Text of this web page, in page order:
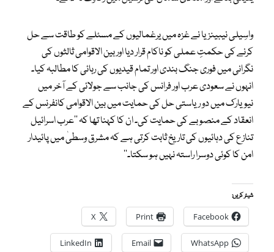
واسِیلی نیبینزیا نے غزہ میں یرغمالیوں کے مسئلے کو طاقت سے حل
کرنے کی حکمتِ عملی کو ناکام قرار دیا اور بین الاقوامی ثالثوں کی
نگرانی میں فوری جنگ بندی اور تمام قیدیوں کی رہائی کا مطالبہ کیا۔
انہوں نے سعودی عرب اور فرانس کی جانب سے جولائی کے آخر میں
نیویارک میں دو ریاستی حل کی حمایت میں بین الاقوامی کانفرنس کے
انعقاد کے منصوبے کی حمایت کی۔ ان کا کہنا تھا کہ ’’عرب اسرائیل
تنازع کی دہائیوں کی تاریخ ثابت کرتی ہے کہ مشرق وسطیٰ میں پائیدار
امن کا کوئی دوسرا راستہ نہیں ہو سکتا۔‘‘
شیئر کریں:
Facebook
Print
X
WhatsApp
Email
LinkedIn